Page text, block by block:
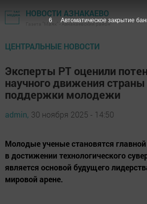
НОВОСТИ АЗНАКАЕВО
Газета "Маяк" - Азнакаевский район
ЦЕНТРАЛЬНЫЕ НОВОСТИ
Эксперты РТ оценили
научного движения
поддержки молодежи
admin, 30 ноября 2025 - 14:50
Молодые ученые становятся
в достижении технологического
является основой будущего
мировой арене.
4 Автоматическое закрытие